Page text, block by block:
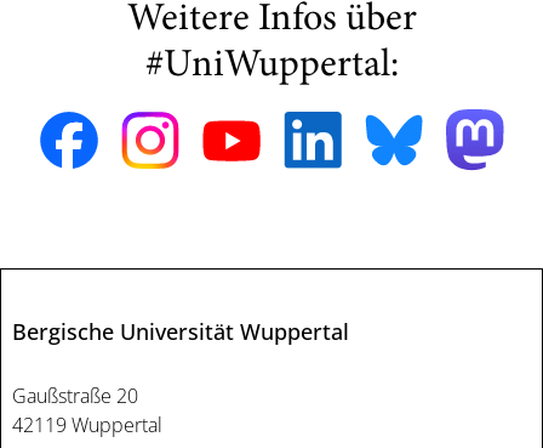
Weitere Infos über
#UniWuppertal:
Bergische Universität Wuppertal
Gaußstraße 20
42119 Wuppertal